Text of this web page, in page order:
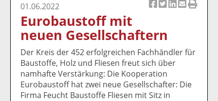
k
el
a
uf
F
ac
k
el
t
wi
tt
er
el
a
uf
n
el
p
E
m
el
D
e
01.06.2022
Eurobaustoff mit
neuen Gesellschaftern
Der Kreis der 452 erfolgreichen Fachhändler für
Baustoffe, Holz und Fliesen freut sich über
namhafte Verstärkung: Die Kooperation
Eurobaustoff hat zwei neue Gesellschafter: Die
Firma Feucht Baustoffe Fliesen mit Sitz in